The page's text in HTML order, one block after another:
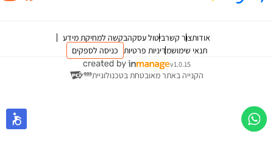
אודותצור קשרביטול עסקהבקשה למחיקת מידע
תנאי שימושמדיניות פרטיות כניסה לספקים
v1.0.15
הקנייה באתר מאובטחת בטכנולוגיית